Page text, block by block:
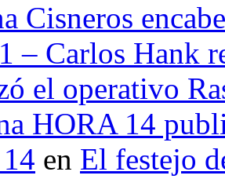
Cisneros
– Carlos Hank
el operativo
HORA 14
en El festejo